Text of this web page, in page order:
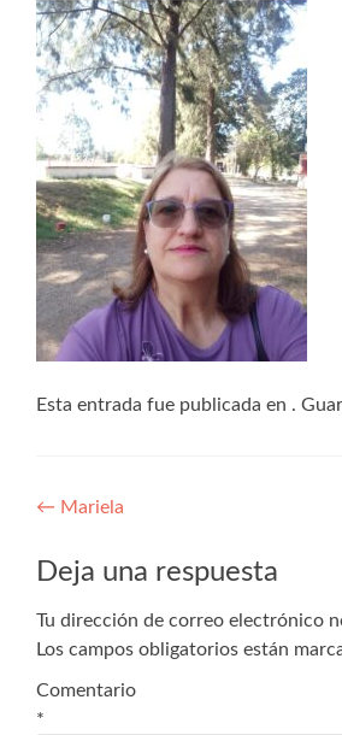
Esta entrada fue publicada en .
← Mariela
Deja una respuesta
Tu dirección de correo electrónico
Los campos obligatorios están
Comentario
*